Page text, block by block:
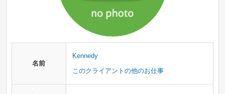
名前
Kennedy
このクライアントの他のお仕事